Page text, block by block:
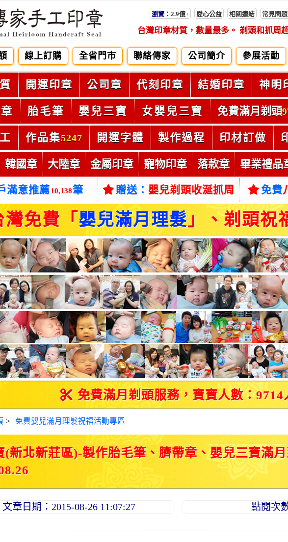
瀏覽： 2.9億+ 愛心公益 相關連結 常見問題
台灣印章材質，數量最多。 剃頭和抓周
線上訂購 全省門市 聯絡傳家 公司簡介 參展活動
開運印章 公司章 代刻印章 結婚印章 神明
胎毛筆 嬰兒三寶 女嬰兒三寶 免費滿月剃頭
作品集5247 開運字體 製作過程 印材訂做
韓國章 大陸章 金屬印章 寵物印章 落款章 畢業禮品
滿意推薦10,138筆 贈送： 嬰兒剃頭收涎抓周 免費
灣免費「 嬰兒滿月理髮」、剃頭祝
免費滿月剃頭服務，寶寶人數：9714
> 免費嬰兒滿月理髮祝福活動專區
(新北新莊區)-製作胎毛筆、臍帶章、嬰兒三寶滿
文章日期：2015-08-26 11:07:27 點閱次